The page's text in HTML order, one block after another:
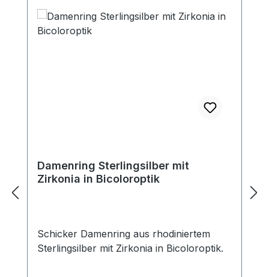
Damenring Sterlingsilber mit
Zirkonia in Bicoloroptik
Schicker Damenring aus rhodiniertem
Sterlingsilber mit Zirkonia in Bicoloroptik.